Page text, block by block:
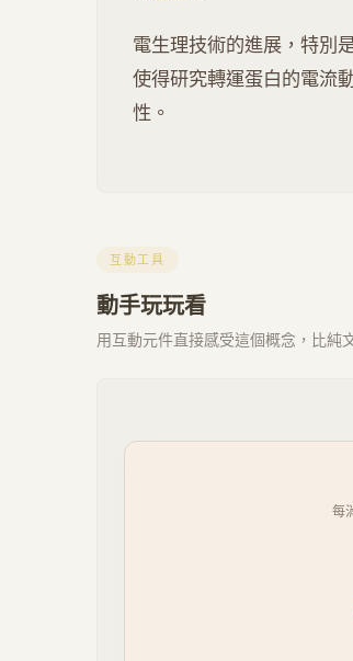
電生理技術的進展，特別
使得研究轉運蛋白的電流
性。
互動工具
動手玩玩看
用互動元件直接感受這個概念，比純
每